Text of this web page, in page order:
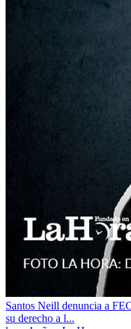
Santos Neill denuncia a
su derecho a l...